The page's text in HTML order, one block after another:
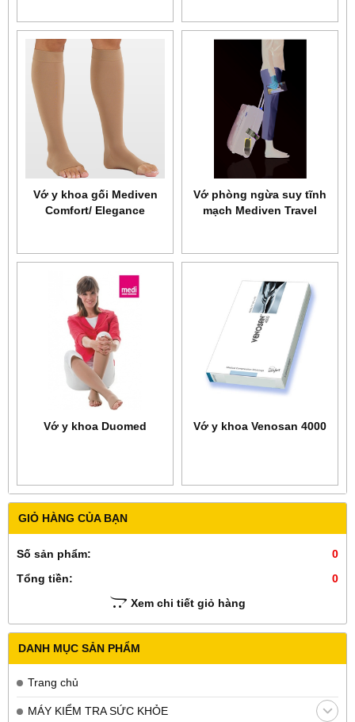
GIỎ HÀNG CỦA BẠN
Số sản phẩm:
0
Tổng tiền:
0
Xem chi tiết giỏ hàng
DANH MỤC SẢN PHẨM
Trang chủ
MÁY KIỂM TRA SỨC KHỎE
Vớ y khoa gối Mediven
Comfort/ Elegance
Vớ phòng ngừa suy tĩnh
mạch Mediven Travel
Vớ y khoa Duomed Vớ y khoa Venosan 4000